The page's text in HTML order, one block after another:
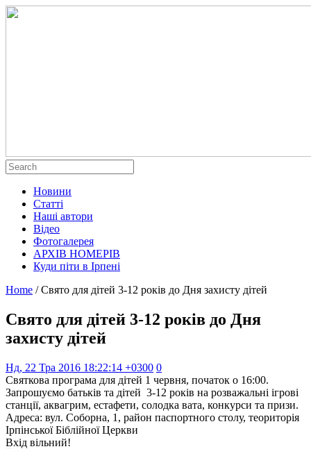
Новини
Статті
Наші автори
Відео
Фотогалерея
АРХІВ НОМЕРІВ
Куди піти в Ірпені
Home / Свято для дітей 3-12 років до Дня захисту дітей
Свято для дітей 3-12 років до Дня
захисту дітей
Нд, 22 Тра 2016 18:22:14 +0300 0
Святкова програма для дітей 1 червня, початок о 16:00.
Запрошуємо батьків та дітей 3-12 років на розважальні ігрові
станції, аквагрим, естафети, солодка вата, конкурси та призи.
Адреса: вул. Соборна, 1, район паспортного столу, теориторія
Ірпінської Біблійної Церкви
Вхід вільний!